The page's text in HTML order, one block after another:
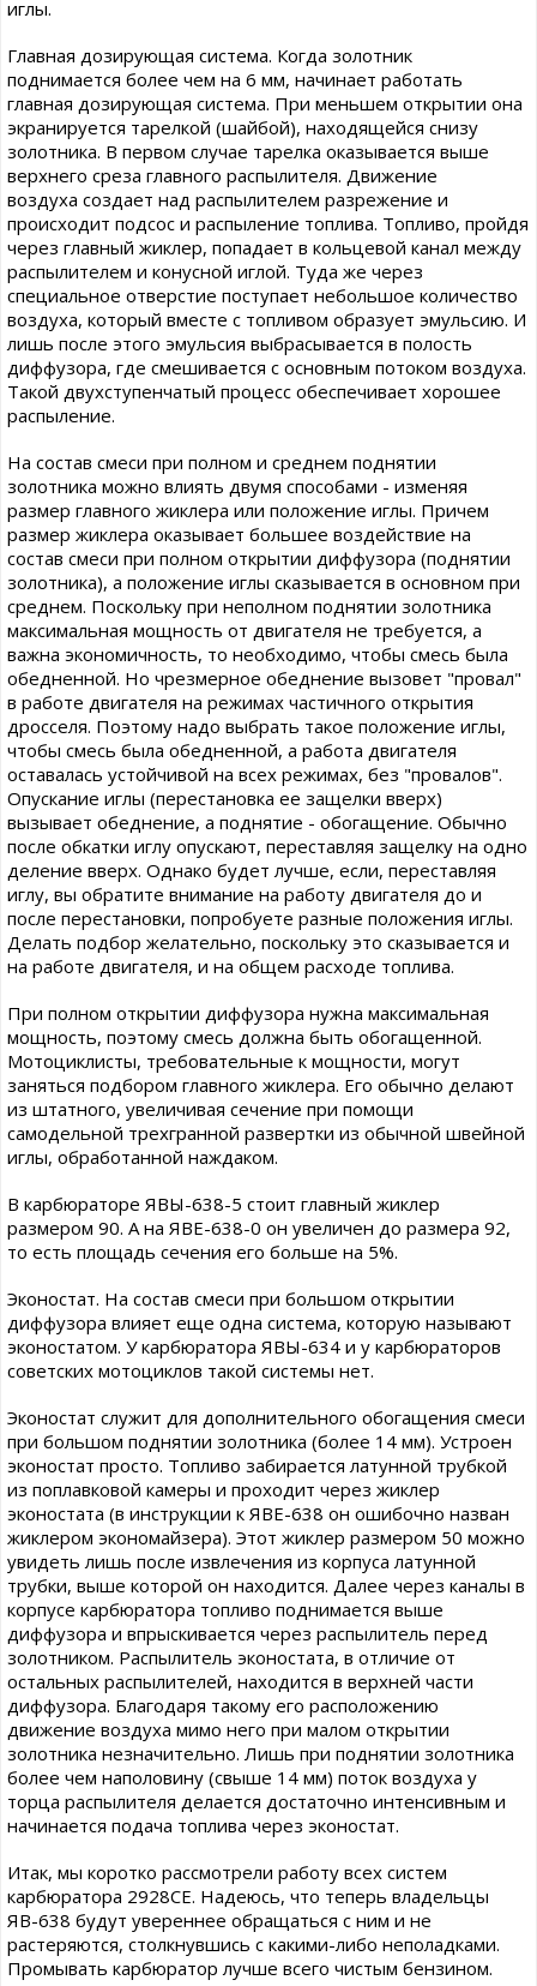
иглы.
Главная дозирующая система. Когда золотник
поднимается более чем на 6 мм, начинает работать
главная дозирующая система. При меньшем открытии она
экранируется тарелкой (шайбой), находящейся снизу
золотника. В первом случае тарелка оказывается выше
верхнего среза главного распылителя. Движение
воздуха создает над распылителем разрежение и
происходит подсос и распыление топлива. Топливо, пройдя
через главный жиклер, попадает в кольцевой канал между
распылителем и конусной иглой. Туда же через
специальное отверстие поступает небольшое количество
воздуха, который вместе с топливом образует эмульсию. И
лишь после этого эмульсия выбрасывается в полость
диффузора, где смешивается с основным потоком воздуха.
Такой двухступенчатый процесс обеспечивает хорошее
распыление.
На состав смеси при полном и среднем поднятии
золотника можно влиять двумя способами - изменяя
размер главного жиклера или положение иглы. Причем
размер жиклера оказывает большее воздействие на
состав смеси при полном открытии диффузора (поднятии
золотника), а положение иглы сказывается в основном при
среднем. Поскольку при неполном поднятии золотника
максимальная мощность от двигателя не требуется, а
важна экономичность, то необходимо, чтобы смесь была
обедненной. Но чрезмерное обеднение вызовет "провал"
в работе двигателя на режимах частичного открытия
дросселя. Поэтому надо выбрать такое положение иглы,
чтобы смесь была обедненной, а работа двигателя
оставалась устойчивой на всех режимах, без "провалов".
Опускание иглы (перестановка ее защелки вверх)
вызывает обеднение, а поднятие - обогащение. Обычно
после обкатки иглу опускают, переставляя защелку на одно
деление вверх. Однако будет лучше, если, переставляя
иглу, вы обратите внимание на работу двигателя до и
после перестановки, попробуете разные положения иглы.
Делать подбор желательно, поскольку это сказывается и
на работе двигателя, и на общем расходе топлива.
При полном открытии диффузора нужна максимальная
мощность, поэтому смесь должна быть обогащенной.
Мотоциклисты, требовательные к мощности, могут
заняться подбором главного жиклера. Его обычно делают
из штатного, увеличивая сечение при помощи
самодельной трехгранной развертки из обычной швейной
иглы, обработанной наждаком.
В карбюраторе ЯВЫ-638-5 стоит главный жиклер
размером 90. А на ЯВЕ-638-0 он увеличен до размера 92,
то есть площадь сечения его больше на 5%.
Эконостат. На состав смеси при большом открытии
диффузора влияет еще одна система, которую называют
эконостатом. У карбюратора ЯВЫ-634 и у карбюраторов
советских мотоциклов такой системы нет.
Эконостат служит для дополнительного обогащения смеси
при большом поднятии золотника (более 14 мм). Устроен
эконостат просто. Топливо забирается латунной трубкой
из поплавковой камеры и проходит через жиклер
эконостата (в инструкции к ЯВЕ-638 он ошибочно назван
жиклером экономайзера). Этот жиклер размером 50 можно
увидеть лишь после извлечения из корпуса латунной
трубки, выше которой он находится. Далее через каналы в
корпусе карбюратора топливо поднимается выше
диффузора и впрыскивается через распылитель перед
золотником. Распылитель эконостата, в отличие от
остальных распылителей, находится в верхней части
диффузора. Благодаря такому его расположению
движение воздуха мимо него при малом открытии
золотника незначительно. Лишь при поднятии золотника
более чем наполовину (свыше 14 мм) поток воздуха у
торца распылителя делается достаточно интенсивным и
начинается подача топлива через эконостат.
Итак, мы коротко рассмотрели работу всех систем
карбюратора 2928СЕ. Надеюсь, что теперь владельцы
ЯВ-638 будут увереннее обращаться с ним и не
растеряются, столкнувшись с какими-либо неполадками.
Промывать карбюратор лучше всего чистым бензином.